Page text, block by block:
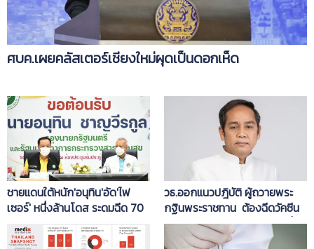
ศบค.เผยคลัสเตอร์เชียงใหม่ผุดเป็นดอกเห็ด
ชายแดนใต้หนัก'อนุทิน'อัด'ไฟ
เซอร์' หนึ่งล้านโดส ระดมฉีด 70
%ของประชากร ภายในต.ค.
วธ.ออกแนวปฎิบัติ ผู้ถวายพระ
กฐินพระราชทาน ต้องฉีดวัคซีน
2เข็ม หรือ 1 เข็ม 14 วัน ได้ทุกยี่ห้อ
ที่อย.รับรอง